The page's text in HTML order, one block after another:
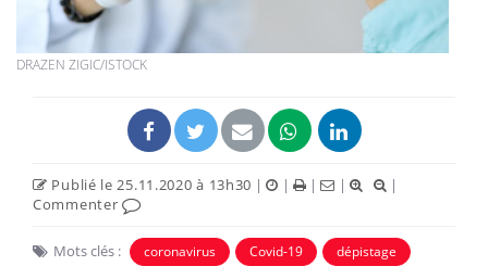
DRAZEN ZIGIC/ISTOCK
Publié le 25.11.2020 à 13h30 | | | |
|
Commenter
Mots clés : coronavirus Covid-19
dépistage